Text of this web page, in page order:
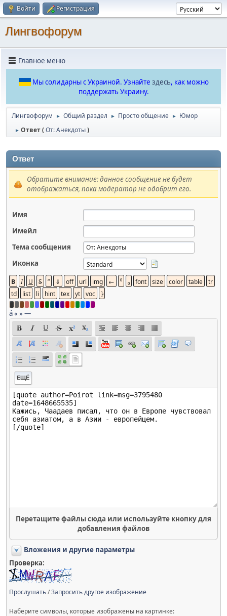
Войти Регистрация
Лингвофорум
Главное меню
Мы солидарны с Украиной. Узнайте здесь, как можно
поддержать Украину.
Лингвофорум ► Общий раздел ► Просто общение ► Юмор
► Ответ (От: Анекдоты)
Ответ
Обратите внимание: данное сообщение не будет
отображаться, пока модератор не одобрит его.
Имя
Имейл
Тема сообщения
Иконка
á« »—
ЕЩЁ
Перетащите файлы сюда или используйте кнопку для
добавления файлов
Вложения и другие параметры
Проверка:
Прослушать/Запросить другое изображение
Наберите символы, которые изображены на картинке: